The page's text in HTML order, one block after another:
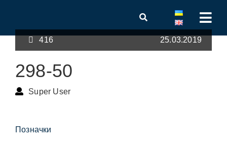
416 25.03.2019
298-50
Super User
Позначки